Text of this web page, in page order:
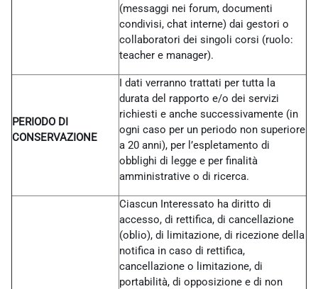
(messaggi nei forum, documenti
condivisi, chat interne) dai gestori o
collaboratori dei singoli corsi (ruolo:
teacher e manager).
PERIODO DI
CONSERVAZIONE
I dati verranno trattati per tutta la
durata del rapporto e/o dei servizi
richiesti e anche successivamente (in
ogni caso per un periodo non superiore
a 20 anni), per l’espletamento di
obblighi di legge e per finalità
amministrative o di ricerca.
Ciascun Interessato ha diritto di
accesso, di rettifica, di cancellazione
(oblio), di limitazione, di ricezione della
notifica in caso di rettifica,
cancellazione o limitazione, di
portabilità, di opposizione e di non